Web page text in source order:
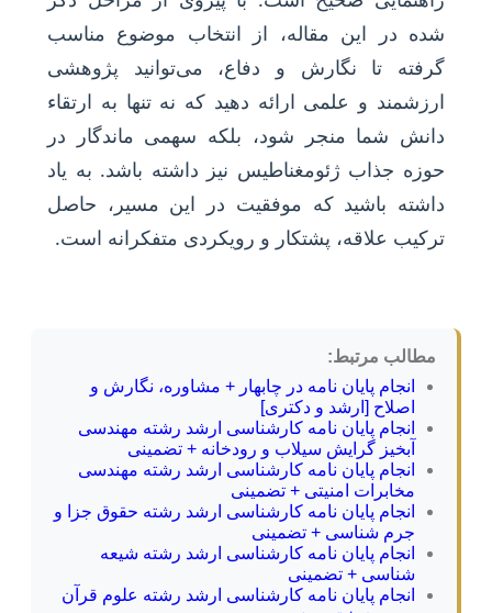
شده در این مقاله، از انتخاب موضوع مناسب
گرفته تا نگارش و دفاع، می‌توانید پژوهشی
ارزشمند و علمی ارائه دهید که نه تنها به ارتقاء
دانش شما منجر شود، بلکه سهمی ماندگار در
حوزه جذاب ژئومغناطیس نیز داشته باشد. به یاد
داشته باشید که موفقیت در این مسیر، حاصل
ترکیب علاقه، پشتکار و رویکردی متفکرانه است.
مطالب مرتبط:
انجام پایان نامه در چابهار + مشاوره، نگارش و
اصلاح [ارشد و دکتری]
انجام پایان نامه کارشناسی ارشد رشته مهندسی
آبخیز گرایش سیلاب و رودخانه + تضمینی
انجام پایان نامه کارشناسی ارشد رشته مهندسی
مخابرات امنیتی + تضمینی
انجام پایان نامه کارشناسی ارشد رشته حقوق جزا و
جرم شناسی + تضمینی
انجام پایان نامه کارشناسی ارشد رشته شیعه
شناسی + تضمینی
انجام پایان نامه کارشناسی ارشد رشته علوم قرآن